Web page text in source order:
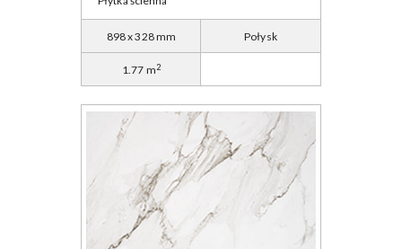
898 x 328 mm Połysk
1.77 m2